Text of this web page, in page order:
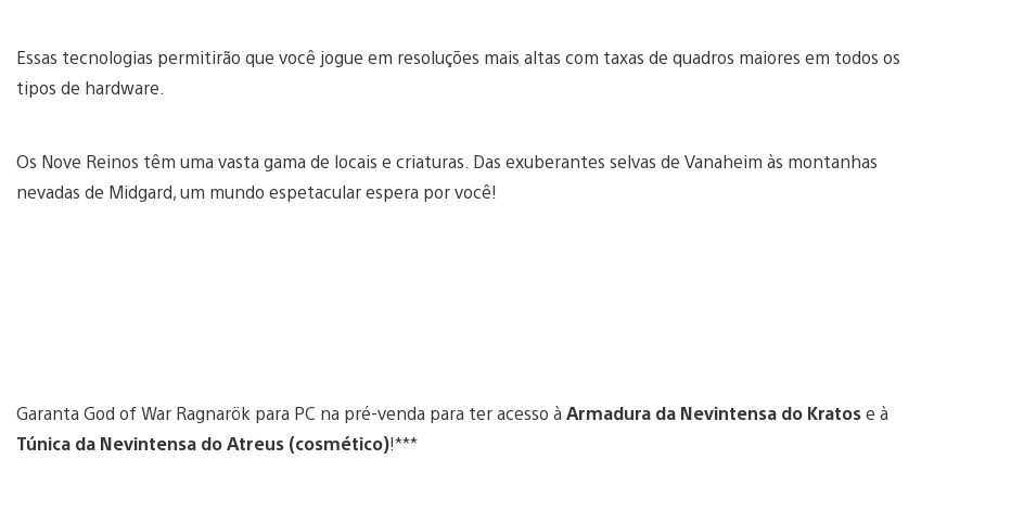
Essas tecnologias permitirão que você jogue em resoluções mais altas com taxas de quadros maiores em todos os
tipos de hardware.
Os Nove Reinos têm uma vasta gama de locais e criaturas. Das exuberantes selvas de Vanaheim às montanhas
nevadas de Midgard, um mundo espetacular espera por você!
Garanta God of War Ragnarök para PC na pré-venda para ter acesso àArmadura da Nevintensa do Kratose à
Túnica da Nevintensa do Atreus (cosmético)!***